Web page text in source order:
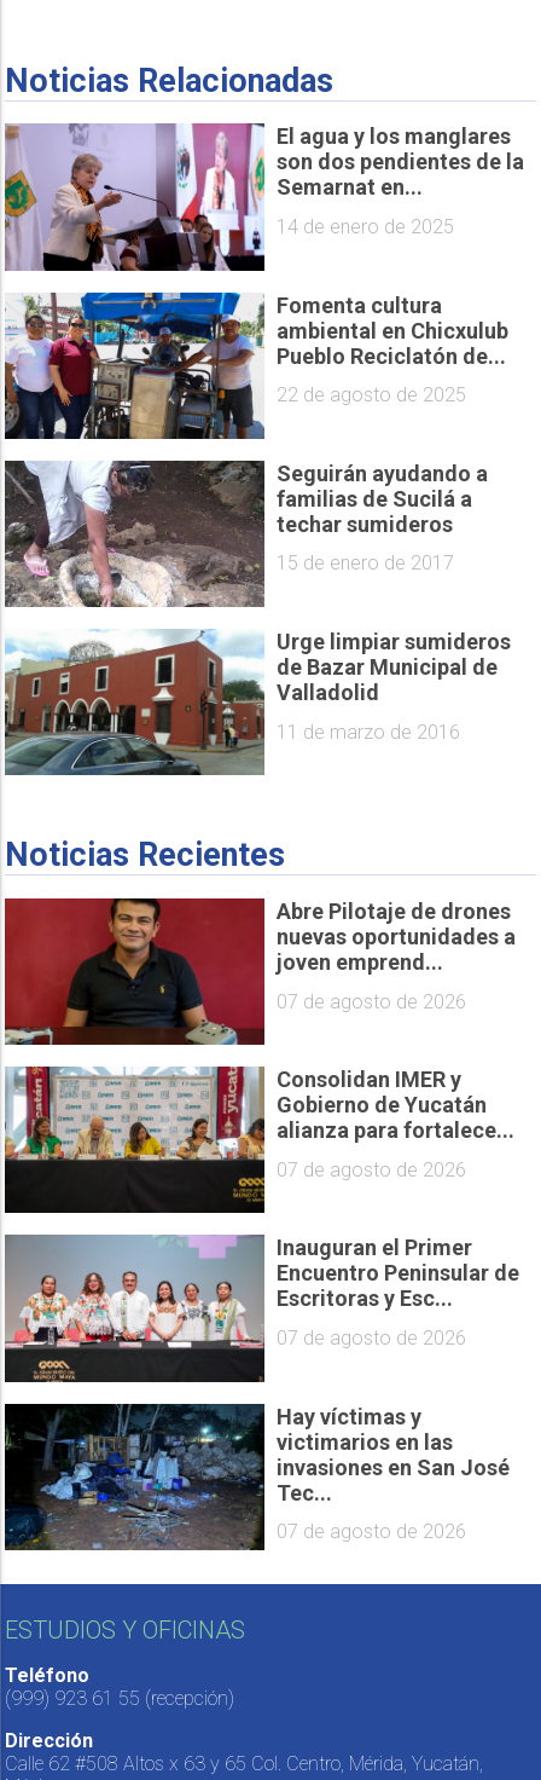
Noticias Relacionadas
El agua y los manglares
son dos pendientes de la
Semarnat en...
14 de enero de 2025
Fomenta cultura
ambiental en Chicxulub
Pueblo Reciclatón de...
22 de agosto de 2025
Seguirán ayudando a
familias de Sucilá a
techar sumideros
15 de enero de 2017
Urge limpiar sumideros
de Bazar Municipal de
Valladolid
11 de marzo de 2016
Noticias Recientes
Abre Pilotaje de drones
nuevas oportunidades a
joven emprend...
07 de agosto de 2026
Consolidan IMER y
Gobierno de Yucatán
alianza para fortalece...
07 de agosto de 2026
Inauguran el Primer
Encuentro Peninsular de
Escritoras y Esc...
07 de agosto de 2026
Hay víctimas y
victimarios en las
invasiones en San José
Tec...
07 de agosto de 2026
ESTUDIOS Y OFICINAS
Teléfono
(999) 923 61 55 (recepción)
Dirección
Calle 62 #508 Altos x 63 y 65 Col. Centro, Mérida, Yucatán,